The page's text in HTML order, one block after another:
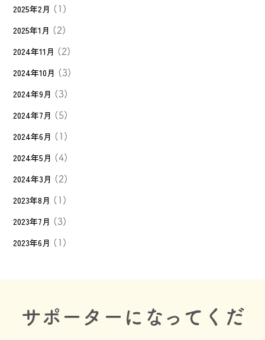
2025年2月 (1)
2025年1月 (2)
2024年11月 (2)
2024年10月 (3)
2024年9月 (3)
2024年7月 (5)
2024年6月 (1)
2024年5月 (4)
2024年3月 (2)
2023年8月 (1)
2023年7月 (3)
2023年6月 (1)
サポーターになってくだ